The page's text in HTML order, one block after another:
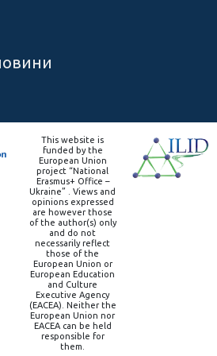
This website is
funded by the
European Union
project “National
Erasmus+ Office –
Ukraine” . Views and
opinions expressed
are however those
of the author(s) only
and do not
necessarily reflect
those of the
European Union or
European Education
and Culture
Executive Agency
(EACEA). Neither the
European Union nor
EACEA can be held
responsible for
them.